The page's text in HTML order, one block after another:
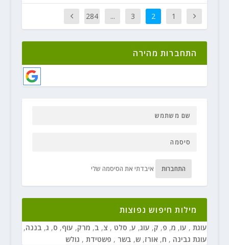
1
2
3
...
284
התחברות מהירה
התחברות איבדתי את הסיסמה שלי
מילות חיפוש נפוצות
עוגת , עו, מ, פ, ק, עוג, ע, סלט , צ, ב, מרק, עוף, ס, ג, בננה,
עוגת גבינה , ח, אורז, ש, בשר , פשטידת , גולש